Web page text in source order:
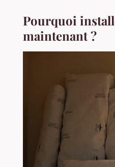
Pourquoi
maintenant ?